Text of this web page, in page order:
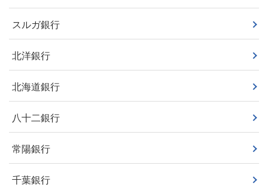
スルガ銀行
北洋銀行
北海道銀行
八十二銀行
常陽銀行
千葉銀行